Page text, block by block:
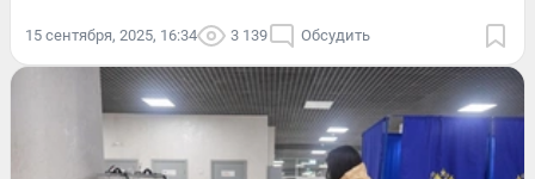
15 сентября, 2025, 16:34 3 139 Обсудить